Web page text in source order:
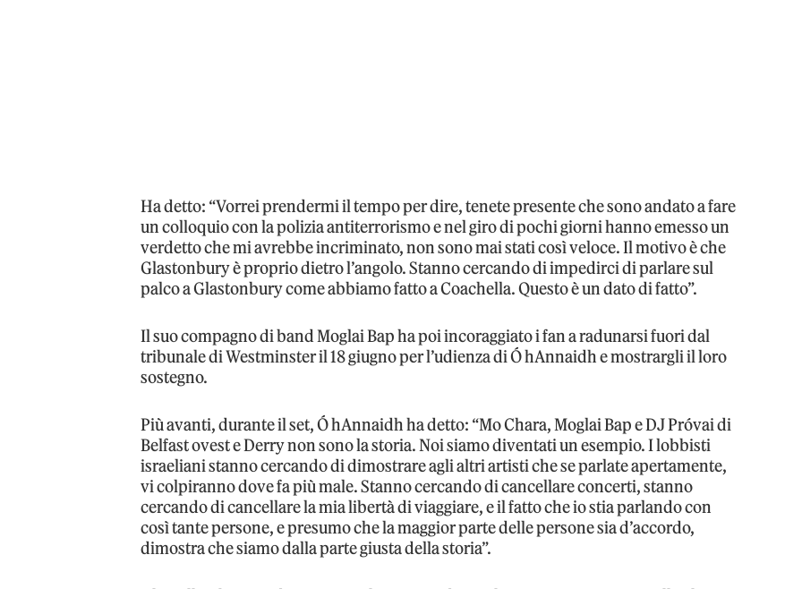
Ha detto: “Vorrei prendermi il tempo per dire, tenete presente che sono andato a fare
un colloquio con la polizia antiterrorismo e nel giro di pochi giorni hanno emesso un
verdetto che mi avrebbe incriminato, non sono mai stati così veloce. Il motivo è che
Glastonbury è proprio dietro l’angolo. Stanno cercando di impedirci di parlare sul
palco a Glastonbury come abbiamo fatto a Coachella. Questo è un dato di fatto”.
Il suo compagno di band Moglai Bap ha poi incoraggiato i fan a radunarsi fuori dal
tribunale di Westminster il 18 giugno per l’udienza di Ó hAnnaidh e mostrargli il loro
sostegno.
Più avanti, durante il set, Ó hAnnaidh ha detto: “Mo Chara, Moglai Bap e DJ Próvai di
Belfast ovest e Derry non sono la storia. Noi siamo diventati un esempio. I lobbisti
israeliani stanno cercando di dimostrare agli altri artisti che se parlate apertamente,
vi colpiranno dove fa più male. Stanno cercando di cancellare concerti, stanno
cercando di cancellare la mia libertà di viaggiare, e il fatto che io stia parlando con
così tante persone, e presumo che la maggior parte delle persone sia d’accordo,
dimostra che siamo dalla parte giusta della storia”.